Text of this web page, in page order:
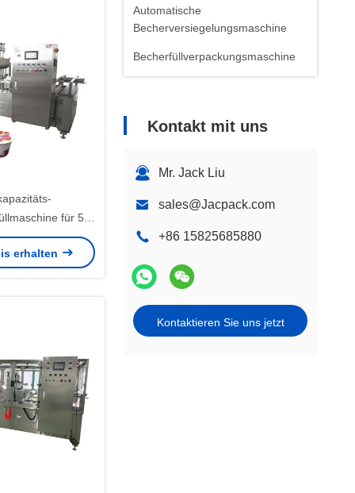
Automatische
Becherversiegelungsmaschine
Becherfüllverpackungsmaschine
Kontakt mit uns
Mr. Jack Liu
sales@Jacpack.com
+86 15825685880
Kontaktieren Sie uns jetzt
für 50-
und 5000
Stunde
erhalten